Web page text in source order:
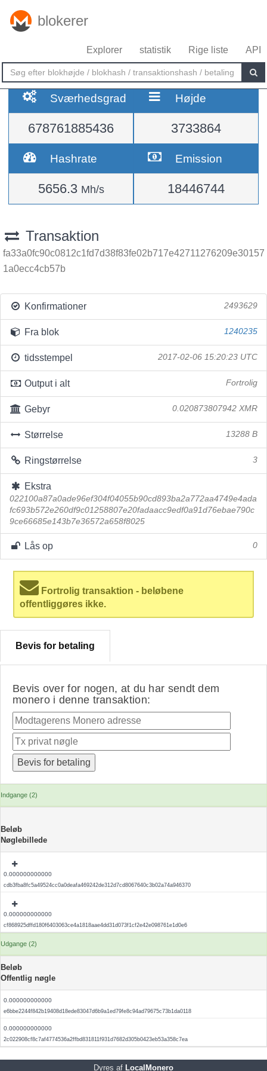
blokerer
Explorer statistik Rige liste API
Sværhedsgrad
678761885436
Højde
3733864
Hashrate
5656.3 Mh/s
Emission
18446744
Transaktion
fa33a0fc90c0812c1fd7d38f83fe02b717e42711276209e30157
1a0ecc4cb57b
Konfirmationer 2493629
Fra blok 1240235
tidsstempel 2017-02-06 15:20:23 UTC
Output i alt Fortrolig
Gebyr 0.020873807942 XMR
Størrelse 13288 B
Ringstørrelse 3
Ekstra
022100a87a0ade96ef304f04055b90cd893ba2a772aa4749e4ada
fc693b572e260df9c01258807e20fadaacc9edf0a91d76ebae790c
9ce66685e143b7e36572a658f8025
Lås op 0
Fortrolig transaktion - beløbene
offentliggøres ikke.
Bevis for betaling
Bevis over for nogen, at du har sendt dem
monero i denne transaktion:
Indgange (2)
Beløb
Nøglebillede
0.000000000000
cdb3fba8fc5a49524cc0a0deafa469242de312d7cd8067640c3b02a74a946370
0.000000000000
cf868925dffd180f6403063ce4a1818aae4dd31d073f1cf2e42e098761e1d0e6
Udgange (2)
Beløb
Offentlig nøgle
0.000000000000
e6bbe2244f842b19408d18ede83047d6b9a1ed79fe8c94ad79675c73b1da0118
0.000000000000
2c022908cf8c7af4774536a2ffbd831811f931d7682d305b0423eb53a358c7ea
Dyres af LocalMonero